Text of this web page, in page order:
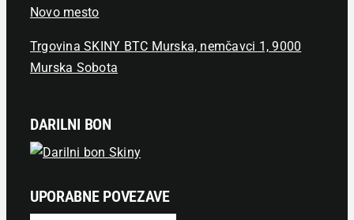
Novo mesto
Trgovina SKINY BTC Murska, nemčavci 1, 9000
Murska Sobota
DARILNI BON
UPORABNE POVEZAVE